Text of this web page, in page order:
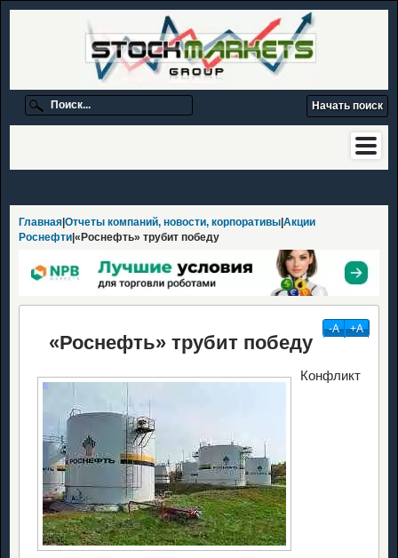
Главная Отчеты компаний, новости, корпоративы Акции
Роснефти |«Роснефть» трубит победу
«Роснефть» трубит победу
-А +А
Конфликт